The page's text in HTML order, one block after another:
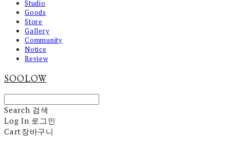
Studio
Goods
Store
Gallery
Community
Notice
Review
SOOLOW
Search 검색
Log In 로그인
Cart장바구니